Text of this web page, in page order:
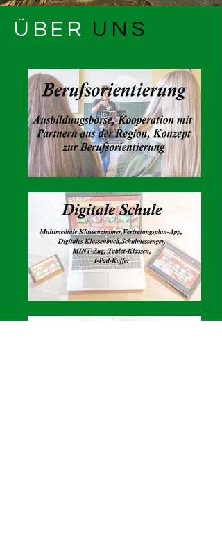
ÜBER UNS